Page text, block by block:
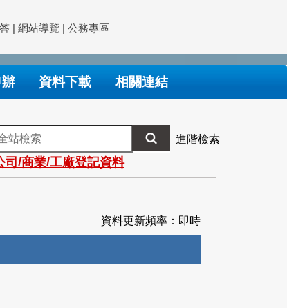
| 網站導覽 | 公務專區
資料下載 相關連結
全
進階檢索
司/商業/工廠登記資料
資料更新頻率：即時